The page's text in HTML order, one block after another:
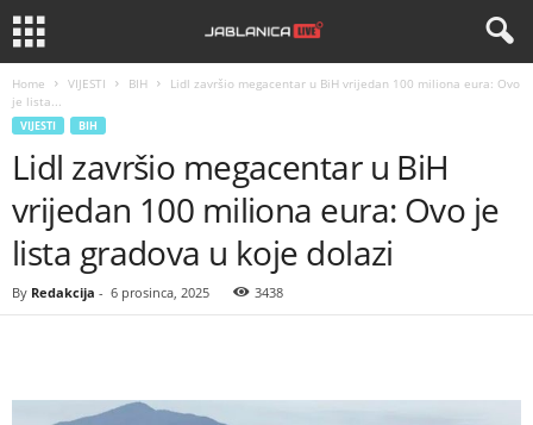
Home VIJESTI BIH
Lidl završio megacentar u BiH vrijedan 100 miliona eura: Ovo
je lista...
VIJESTI BIH
Lidl završio megacentar u BiH
vrijedan 100 miliona eura: Ovo je
lista gradova u koje dolazi
By Redakcija - 6 prosinca, 2025 3438